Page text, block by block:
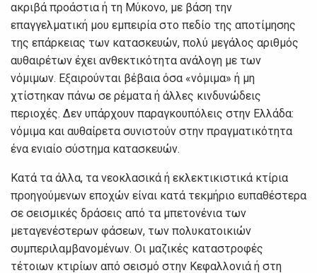
ακριβά προάστια ή τη Μύκονο, με βάση την
επαγγελματική μου εμπειρία στο πεδίο της αποτίμησης
της επάρκειας των κατασκευών, πολύ μεγάλος αριθμός
αυθαιρέτων έχει ανθεκτικότητα ανάλογη με των
νόμιμων. Εξαιρούνται βέβαια όσα «νόμιμα» ή μη
χτίστηκαν πάνω σε ρέματα ή άλλες κινδυνώδεις
περιοχές. Δεν υπάρχουν παραγκουπόλεις στην Ελλάδα:
νόμιμα και αυθαίρετα συνιστούν στην πραγματικότητα
ένα ενιαίο σύστημα κατασκευών.
Κατά τα άλλα, τα νεοκλασικά ή εκλεκτικιστικά κτίρια
προηγούμενων εποχών είναι κατά τεκμήριο ευπαθέστερα
σε σεισμικές δράσεις από τα μπετονένια των
μεταγενέστερων φάσεων, των πολυκατοικιών
συμπεριλαμβανομένων. Οι μαζικές καταστροφές
τέτοιων κτιρίων από σεισμό στην Κεφαλλονιά ή στη